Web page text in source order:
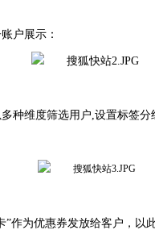
户展示：
种维度筛选用户,设置标签分
”作为优惠券发放给客户，以